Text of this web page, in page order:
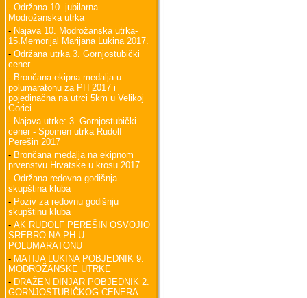
- Održana 10. jubilarna
Modrožanska utrka
- Najava 10. Modrožanska utrka-
15.Memorijal Marijana Lukina 2017.
- Održana utrka 3. Gornjostubički
cener
- Brončana ekipna medalja u
polumaratonu za PH 2017 i
pojedinačna na utrci 5km u Velikoj
Gorici
- Najava utrke: 3. Gornjostubički
cener - Spomen utrka Rudolf
Perešin 2017
- Brončana medalja na ekipnom
prvenstvu Hrvatske u krosu 2017
- Održana redovna godišnja
skupština kluba
- Poziv za redovnu godišnju
skupštinu kluba
- AK RUDOLF PEREŠIN OSVOJIO
SREBRO NA PH U
POLUMARATONU
- MATIJA LUKINA POBJEDNIK 9.
MODROŽANSKE UTRKE
- DRAŽEN DINJAR POBJEDNIK 2.
GORNJOSTUBIČKOG CENERA